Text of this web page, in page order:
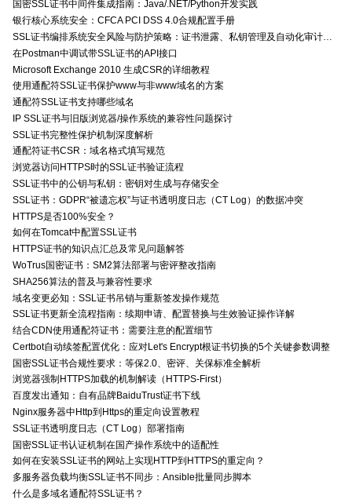
国密SSL证书中间件集成指南：Java/.NET/Python开发实践
银行核心系统安全：CFCA PCI DSS 4.0合规配置手册
SSL证书编排系统安全风险与防护策略：证书泄露、私钥管理及自动化审计技术要点
在Postman中调试带SSL证书的API接口
Microsoft Exchange 2010 生成CSR的详细教程
使用通配符SSL证书保护www与非www域名的方案
通配符SSL证书支持哪些域名
IP SSL证书与旧版浏览器/操作系统的兼容性问题探讨
SSL证书完整性保护机制深度解析
通配符证书CSR：域名格式填写规范
浏览器访问HTTPS时的SSL证书验证流程
SSL证书中的公钥与私钥：密钥对生成与存储安全
SSL证书：GDPR“被遗忘权”与证书透明度日志（CT Log）的数据冲突
HTTPS是否100%安全？
如何在Tomcat中配置SSL证书
HTTPS证书的知识点汇总及常见问题解答
WoTrus国密证书：SM2算法部署与密评整改指南
SHA256算法的普及与兼容性要求
域名变更必知：SSL证书吊销与重新签发操作规范
SSL证书更新全流程指南：续期申请、配置替换与生效验证操作详解
结合CDN使用通配符证书：需要注意的配置细节
Certbot自动续签配置优化：应对Let's Encrypt根证书切换的5个关键参数调整
国密SSL证书合规性要求：等保2.0、密评、关保标准全解析
浏览器强制HTTPS加载的机制解读（HTTPS-First）
百度发出通知：自有品牌BaiduTrust证书下线
Nginx服务器中Http到Https的重定向设置教程
SSL证书透明度日志（CT Log）部署指南
国密SSL证书认证机制在国产操作系统中的适配性
如何在安装SSL证书的网站上实现HTTP到HTTPS的重定向？
多服务器负载均衡SSL证书不同步：Ansible批量同步脚本
什么是多域名通配符SSL证书？